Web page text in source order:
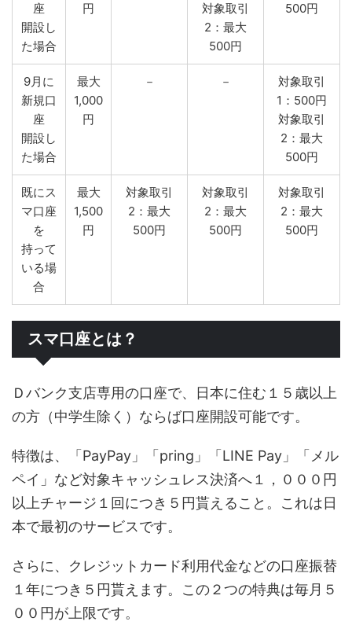
座
開設し
た場合
円
対象取引
2：最大
500円
500円
9月に
新規口
座
開設し
た場合
最大
1,000
円
－ －
対象取引
1：500円
対象取引
2：最大
500円
既にス
マ口座
を
持って
いる場
合
最大
1,500
円
対象取引
2：最大
500円
対象取引
2：最大
500円
対象取引
2：最大
500円
スマ口座とは？
Ｄバンク支店専用の口座で、日本に住む１５歳以上
の方（中学生除く）ならば口座開設可能です。
特徴は、「PayPay」「pring」「LINE Pay」「メル
ペイ」など対象キャッシュレス決済へ１，０００円
以上チャージ１回につき５円貰えること。これは日
本で最初のサービスです。
さらに、クレジットカード利用代金などの口座振替
１年につき５円貰えます。この２つの特典は毎月５
００円が上限です。